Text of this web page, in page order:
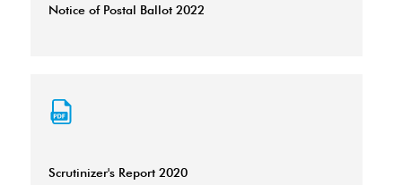
Notice of Postal Ballot 2022
Scrutinizer's Report 2020